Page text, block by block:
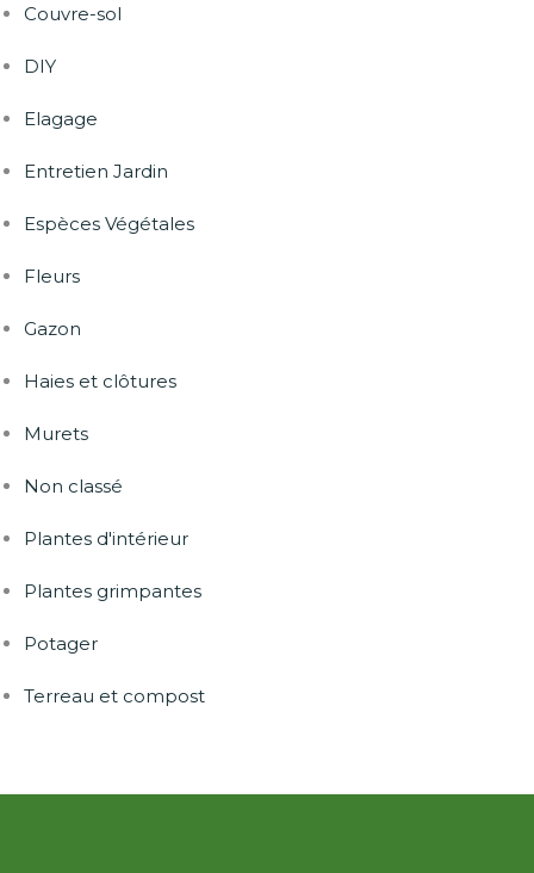
Couvre-sol
DIY
Elagage
Entretien Jardin
Espèces Végétales
Fleurs
Gazon
Haies et clôtures
Murets
Non classé
Plantes d'intérieur
Plantes grimpantes
Potager
Terreau et compost